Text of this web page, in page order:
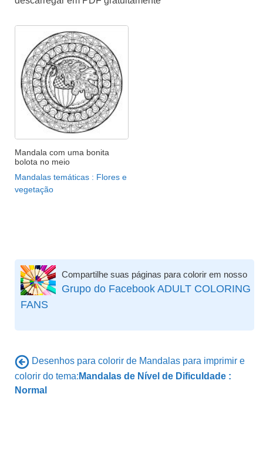
Mandala com uma bonita
bolota no meio
Mandalas temáticas : Flores e
vegetação
Compartilhe suas páginas para colorir em nosso
Grupo do Facebook ADULT COLORING
FANS
Desenhos para colorir de Mandalas para imprimir e
colorir do tema: Mandalas de Nível de Dificuldade :
Normal